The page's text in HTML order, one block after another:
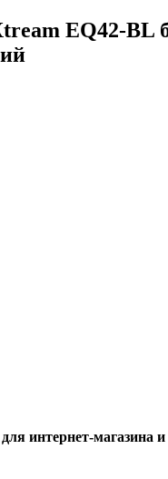
EQ42-
интернет-магазина